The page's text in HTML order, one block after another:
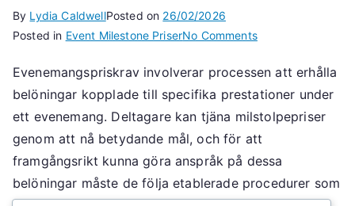
By Lydia CaldwellPosted on 26/02/2026
Posted in Event Milestone PriserNo Commentson
Evenemangs
milstolpspriser,
Ansöka
om
Evenemangspriskrav involverar processen att erhålla
belöningar kopplade till specifika prestationer under
ett evenemang. Deltagare kan tjäna milstolpepriser
genom att nå betydande mål, och för att
framgångsrikt kunna göra anspråk på dessa
belöningar måste de följa etablerade procedurer som